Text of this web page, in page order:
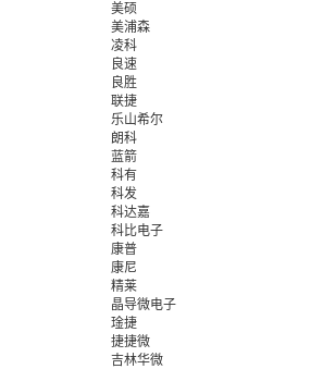
美硕
美浦森
凌科
良速
良胜
联捷
乐山希尔
朗科
蓝箭
科有
科发
科达嘉
科比电子
康普
康尼
精莱
晶导微电子
琻捷
捷捷微
吉林华微